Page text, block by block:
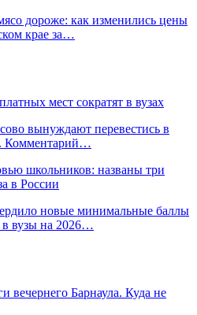
дороже: как изменились цены
крае за…
мест сократят в вузах
вынуждают перевестись в
Комментарий…
школьников: названы три
в России
новые минимальные баллы
вузы на 2026…
вечернего Барнаула. Куда не